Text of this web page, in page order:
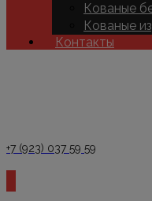
Кованые
Кованые
Контакты
+7 (923) 037 59 59